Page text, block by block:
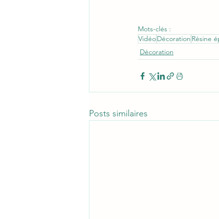
Mots-clés :
VidéoDécoration Résine
Décoration
Posts similaires